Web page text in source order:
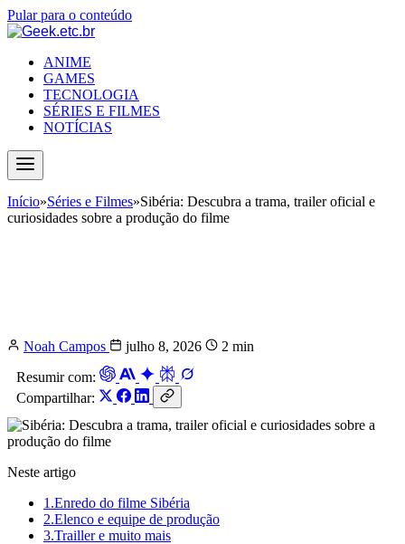
Pular para o conteúdo
ANIME
GAMES
TECNOLOGIA
SÉRIES E FILMES
NOTÍCIAS
Início»Séries e Filmes»Sibéria: Descubra a trama, trailer oficial e
curiosidades sobre a produção do filme
Noah Campos julho 8, 2026
2 min
Resumir com:
Compartilhar:
Neste artigo
1.Enredo do filme Sibéria
2.Elenco e equipe de produção
3.Trailler e muito mais